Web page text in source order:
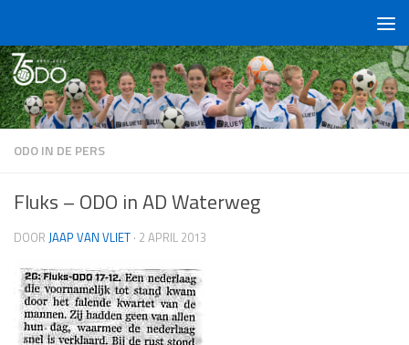
ODO IN DE PERS
Fluks – ODO in AD Waterweg
DOOR JAAP VAN VLIET · 2 APRIL 2013